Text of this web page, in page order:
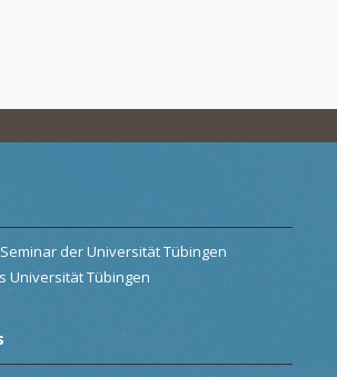
der Universität Tübingen
Universität Tübingen